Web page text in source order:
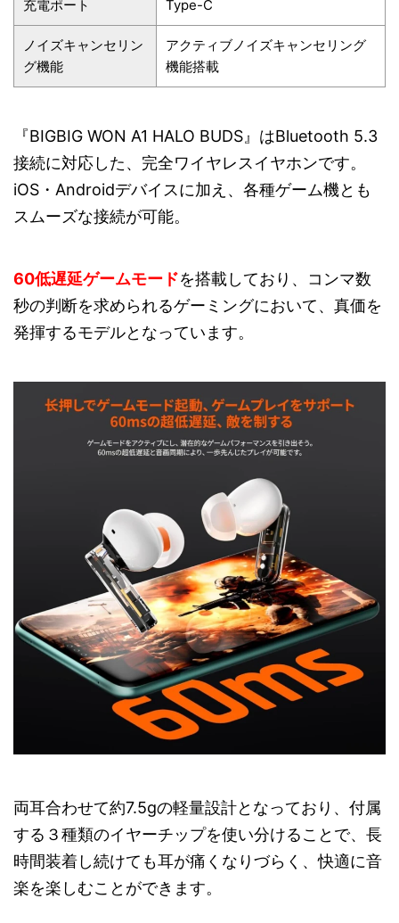
充電ポート Type-C
ノイズキャンセリン
グ機能
アクティブノイズキャンセリング
機能搭載
『BIGBIG WON A1 HALO BUDS』はBluetooth 5.3
接続に対応した、完全ワイヤレスイヤホンです。
iOS・Androidデバイスに加え、各種ゲーム機とも
スムーズな接続が可能。
60低遅延ゲームモードを搭載しており、コンマ数
秒の判断を求められるゲーミングにおいて、真価を
発揮するモデルとなっています。
両耳合わせて約7.5gの軽量設計となっており、付属
する３種類のイヤーチップを使い分けることで、長
時間装着し続けても耳が痛くなりづらく、快適に音
楽を楽しむことができます。